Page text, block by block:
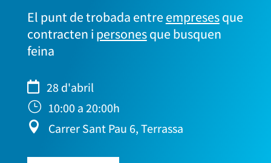
El punt de trobada entreempresesque
contracten i personesque busquen
feina
 28 d'abril
} 10:00 a 20:00h
 Carrer Sant Pau 6, Terrassa